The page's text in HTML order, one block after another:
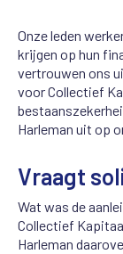
Onze leden
krijgen op hun
vertrouwen ons
voor Collectief
Harleman uit op
Vraagt
Wat was de
Collectief
Harleman